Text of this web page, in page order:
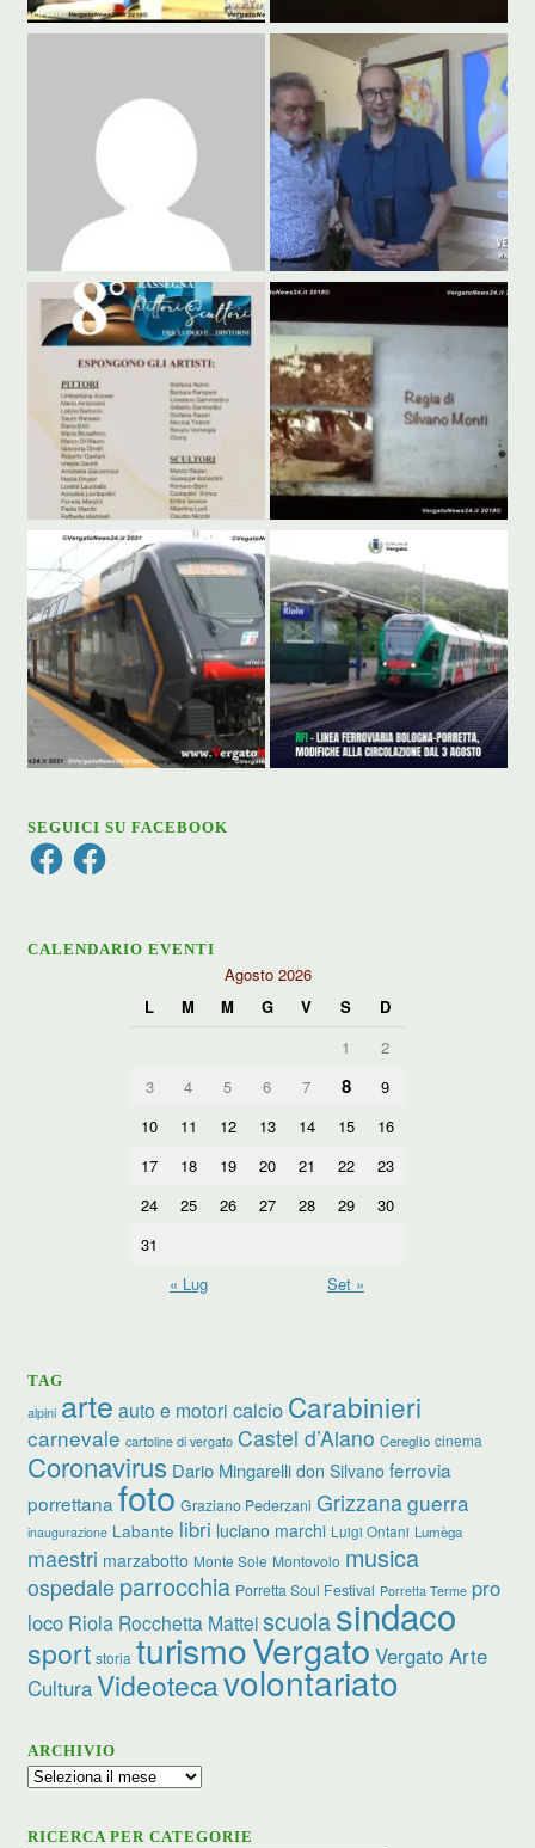
SEGUICI SU FACEBOOK
FacebookFacebook
CALENDARIO EVENTI
Agosto 2026
L
M M G V S
D
1
2
3
4 5 6 7 8
9
10
11 12 13 14 15
16
17
18 19 20 21 22
23
24
25 26 27 28 29
30
31
« Lug
Set »
TAG
alpini arte auto e motori calcio Carabinieri
carnevale cartoline di vergato Castel d’Aiano Cereglio cinema
Coronavirus Dario Mingarelli don Silvano ferrovia
porrettana foto Graziano Pederzani Grizzanaguerra
inaugurazione Labante libri luciano marchi Luigi Ontani Lumèga
maestri marzabotto Monte Sole Montovolo musica
ospedale parrocchia Porretta Soul Festival Porretta Terme pro
loco Riola Rocchetta Matteiscuolasindaco
sport storia turismoVergato Vergato Arte
CulturaVideotecavolontariato
ARCHIVIO
Archivio
RICERCA PER CATEGORIE